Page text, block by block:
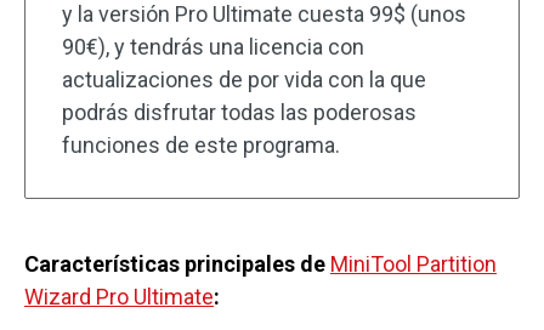
y la versión Pro Ultimate cuesta 99$ (unos
90€), y tendrás una licencia con
actualizaciones de por vida con la que
podrás disfrutar todas las poderosas
funciones de este programa.
Características principales de MiniTool Partition
Wizard Pro Ultimate: